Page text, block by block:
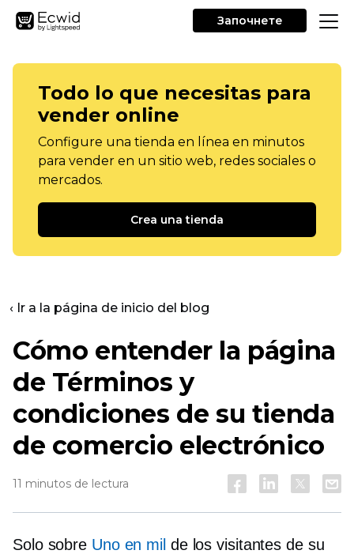
Започнете
Todo lo que necesitas para
vender online
Configure una tienda en línea en minutos
para vender en un sitio web, redes sociales o
mercados.
Crea una tienda
‹ Ir a la página de inicio del blog
Cómo entender la página
de Términos y
condiciones de su tienda
de comercio electrónico
11 minutos de lectura
Solo sobre Uno en mil de los visitantes de su